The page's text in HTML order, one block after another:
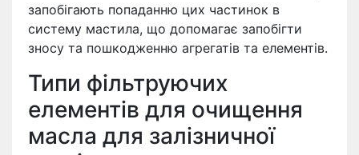
запобігають попаданню цих частинок в
систему мастила, що допомагає запобігти
зносу та пошкодженню агрегатів та елементів.
Типи фільтруючих
елементів для очищення
масла для залізничної